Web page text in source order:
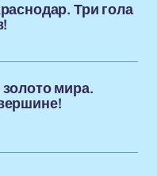
Три гола
мира.